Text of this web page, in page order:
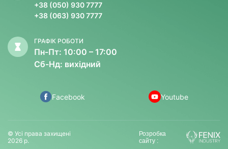
+38 (050) 930 7777
+38 (063) 930 7777
ГРАФІК РОБОТИ
Пн-Пт: 10:00 – 17:00
Сб-Нд: вихідний
Facebook Youtube
© Усі права захищені
2026 р.
Розробка
сайту :